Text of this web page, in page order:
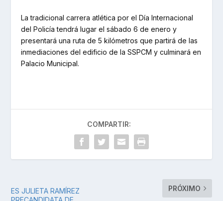
La tradicional carrera atlética por el Día Internacional
del Policía tendrá lugar el sábado 6 de enero y
presentará una ruta de 5 kilómetros que partirá de las
inmediaciones del edificio de la SSPCM y culminará en
Palacio Municipal.
COMPARTIR:
ES JULIETA RAMÍREZ
PRÓXIMO